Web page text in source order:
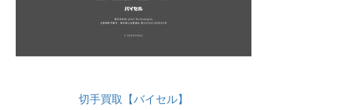
切手買取【バイセル】